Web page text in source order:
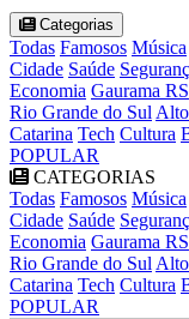
Categorias
Todas Famosos Música
Cidade Saúde
Economia Gaurama RS
Rio Grande do Sul
Catarina Tech Cultura
POPULAR
CATEGORIAS
Todas Famosos Música
Cidade Saúde
Economia Gaurama RS
Rio Grande do Sul
Catarina Tech Cultura
POPULAR